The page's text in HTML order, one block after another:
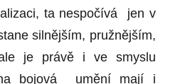
ta nespočívá jen v
silnějším, pružnějším,
ale je právě i ve smyslu
bojová umění mají i